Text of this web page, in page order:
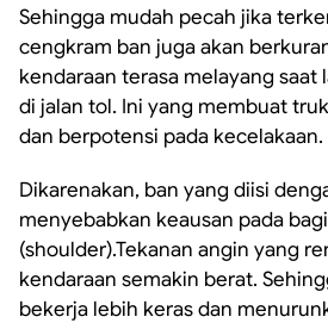
Sehingga mudah pecah jika
cengkram ban juga akan
kendaraan terasa melayang saat
di jalan tol. Ini yang membuat
dan berpotensi pada kecelakaan.
Dikarenakan, ban yang diisi
menyebabkan keausan pada
(shoulder).Tekanan angin yang
kendaraan semakin berat.
bekerja lebih keras dan